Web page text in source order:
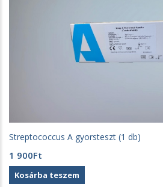
Streptococcus A gyorsteszt (1 db)
1 900Ft
Kosárba teszem